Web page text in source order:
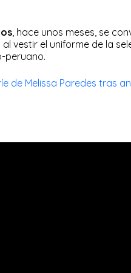
, hace unos meses, se
al vestir el uniforme de la
peruano.
ríe de Melissa Paredes tras